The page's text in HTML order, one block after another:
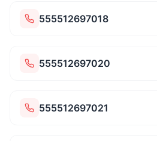
555512697018
555512697020
555512697021